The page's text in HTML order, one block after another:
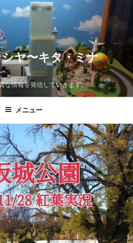
ヤ〜キタ・ミナ
な情報を発信していきます。
メニュー